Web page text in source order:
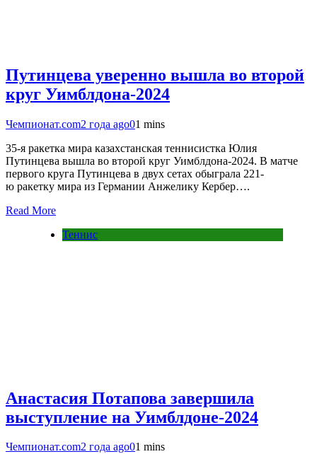
Путинцева уверенно вышла во второй
круг Уимблдона-2024
Чемпионат.com2 года ago01 mins
35-я ракетка мира казахстанская теннисистка Юлия
Путинцева вышла во второй круг Уимблдона-2024. В матче
первого круга Путинцева в двух сетах обыграла 221-
ю ракетку мира из Германии Анжелику Кербер….
Read More
Теннис
Анастасия Потапова завершила
выступление на Уимблдоне-2024
Чемпионат.com2 года ago01 mins